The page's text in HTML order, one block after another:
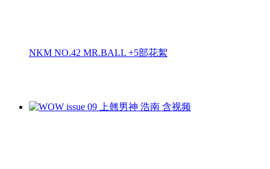
NKM NO.42 MR.BALL +5部花絮